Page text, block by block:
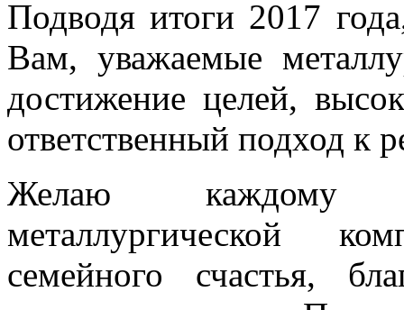
Подводя итоги 2017
Вам, уважаемые
достижение целей,
ответственный подход к
Желаю каждому
металлургической
семейного счастья,